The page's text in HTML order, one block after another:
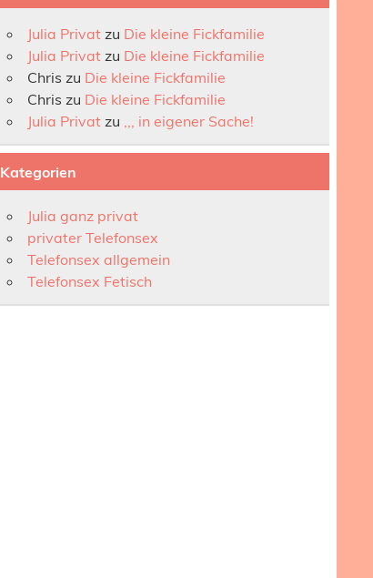
Julia Privat zu Die kleine Fickfamilie
Julia Privat zu Die kleine Fickfamilie
Chris zu Die kleine Fickfamilie
Chris zu Die kleine Fickfamilie
Julia Privat zu ,,, in eigener Sache!
Kategorien
Julia ganz privat
privater Telefonsex
Telefonsex allgemein
Telefonsex Fetisch